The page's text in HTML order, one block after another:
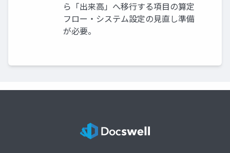
ら「出来高」へ移行する項目の算定
フロー・システム設定の見直し準備
が必要。